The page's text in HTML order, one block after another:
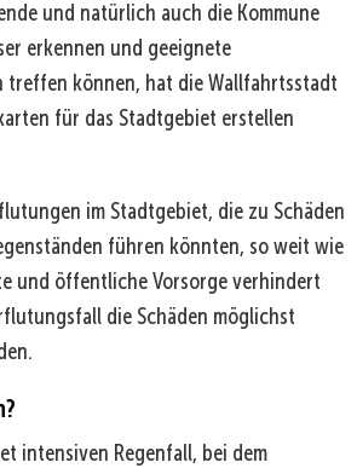
und natürlich auch die Kommune
erkennen und geeignete
treffen können, hat die Wallfahrtsstadt
für das Stadtgebiet erstellen
im Stadtgebiet, die zu Schäden
führen könnten, so weit wie
und öffentliche Vorsorge verhindert
die Schäden möglichst
intensiven Regenfall, bei dem